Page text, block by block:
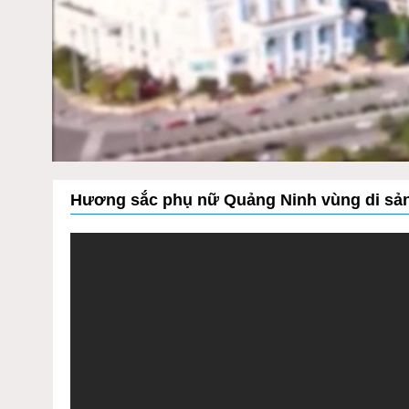
Hương sắc phụ nữ Quảng Ninh vùng di